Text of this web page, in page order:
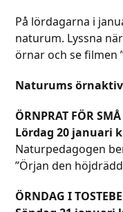
På lördagarna i
naturum. Lyssna
örnar och se filmen
Naturums
ÖRNPRAT FÖR
Lördag 20 januari
Naturpedagogen
”Örjan den
ÖRNDAG I